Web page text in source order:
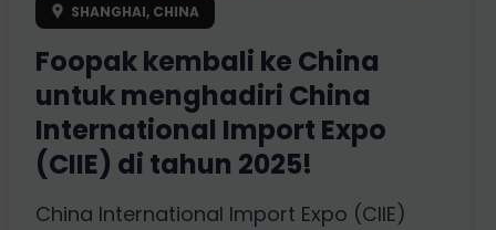
SHANGHAI, CHINA
Foopak kembali ke China
untuk menghadiri China
International Import Expo
(CIIE) di tahun 2025!
China International Import Expo (CIIE)